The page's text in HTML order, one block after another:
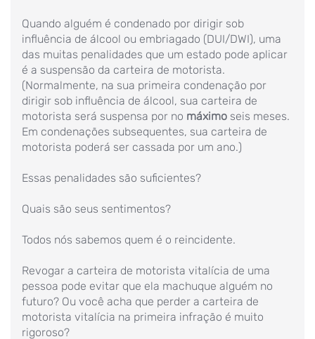
Quando alguém é condenado por dirigir sob
influência de álcool ou embriagado (DUI/DWI), uma
das muitas penalidades que um estado pode aplicar
é a suspensão da carteira de motorista.
(Normalmente, na sua primeira condenação por
dirigir sob influência de álcool, sua carteira de
motorista será suspensa por no máximo seis meses.
Em condenações subsequentes, sua carteira de
motorista poderá ser cassada por um ano.)
Essas penalidades são suficientes?
Quais são seus sentimentos?
Todos nós sabemos quem é o reincidente.
Revogar a carteira de motorista vitalícia de uma
pessoa pode evitar que ela machuque alguém no
futuro? Ou você acha que perder a carteira de
motorista vitalícia na primeira infração é muito
rigoroso?